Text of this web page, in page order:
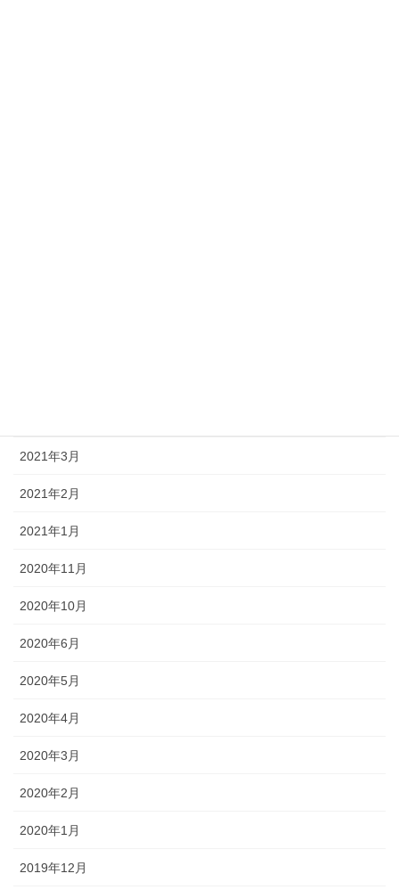
2021年3月
2021年2月
2021年1月
2020年11月
2020年10月
2020年6月
2020年5月
2020年4月
2020年3月
2020年2月
2020年1月
2019年12月